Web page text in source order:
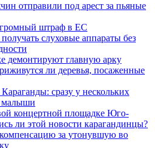
отправили под арест за пьяные
штраф в ЕС
слуховые аппараты без
демонтируют главную арку
ли деревья, посаженные
сразу у нескольких
малыши
концертной площадке Юго-
ли этой новости карагандинцы?
компенсацию за утонувшую во